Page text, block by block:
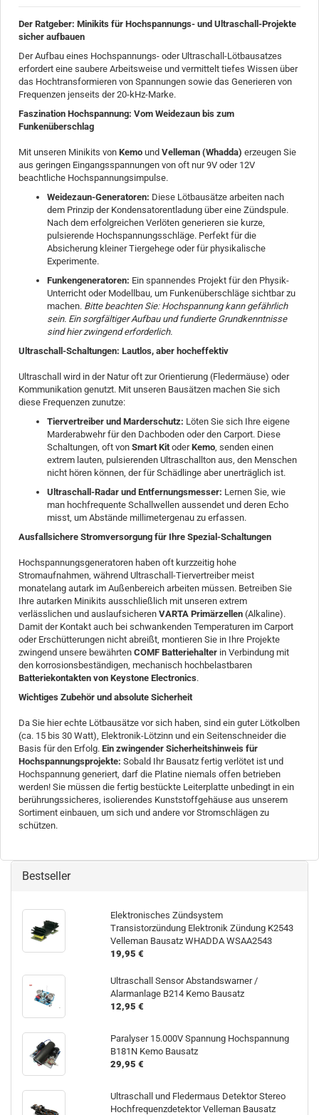
Der Ratgeber: Minikits für Hochspannungs- und Ultraschall-Projekte
sicher aufbauen
Der Aufbau eines Hochspannungs- oder Ultraschall-Lötbausatzes
erfordert eine saubere Arbeitsweise und vermittelt tiefes Wissen über
das Hochtransformieren von Spannungen sowie das Generieren von
Frequenzen jenseits der 20-kHz-Marke.
Faszination Hochspannung: Vom Weidezaun bis zum
Funkenüberschlag
Mit unseren Minikits von Kemo und Velleman (Whadda) erzeugen Sie
aus geringen Eingangsspannungen von oft nur 9V oder 12V
beachtliche Hochspannungsimpulse.
Weidezaun-Generatoren: Diese Lötbausätze arbeiten nach
dem Prinzip der Kondensatorentladung über eine Zündspule.
Nach dem erfolgreichen Verlöten generieren sie kurze,
pulsierende Hochspannungsschläge. Perfekt für die
Absicherung kleiner Tiergehege oder für physikalische
Experimente.
Funkengeneratoren: Ein spannendes Projekt für den Physik-
Unterricht oder Modellbau, um Funkenüberschläge sichtbar zu
machen. Bitte beachten Sie: Hochspannung kann gefährlich
sein. Ein sorgfältiger Aufbau und fundierte Grundkenntnisse
sind hier zwingend erforderlich.
Ultraschall-Schaltungen: Lautlos, aber hocheffektiv
Ultraschall wird in der Natur oft zur Orientierung (Fledermäuse) oder
Kommunikation genutzt. Mit unseren Bausätzen machen Sie sich
diese Frequenzen zunutze:
Tiervertreiber und Marderschutz: Löten Sie sich Ihre eigene
Marderabwehr für den Dachboden oder den Carport. Diese
Schaltungen, oft von Smart KitoderKemo, senden einen
extrem lauten, pulsierenden Ultraschallton aus, den Menschen
nicht hören können, der für Schädlinge aber unerträglich ist.
Ultraschall-Radar und Entfernungsmesser: Lernen Sie, wie
man hochfrequente Schallwellen aussendet und deren Echo
misst, um Abstände millimetergenau zu erfassen.
Ausfallsichere Stromversorgung für Ihre Spezial-Schaltungen
Hochspannungsgeneratoren haben oft kurzzeitig hohe
Stromaufnahmen, während Ultraschall-Tiervertreiber meist
monatelang autark im Außenbereich arbeiten müssen. Betreiben Sie
Ihre autarken Minikits ausschließlich mit unseren extrem
verlässlichen und auslaufsicheren VARTA Primärzellen (Alkaline).
Damit der Kontakt auch bei schwankenden Temperaturen im Carport
oder Erschütterungen nicht abreißt, montieren Sie in Ihre Projekte
zwingend unsere bewährten COMF Batteriehalter in Verbindung mit
den korrosionsbeständigen, mechanisch hochbelastbaren
Batteriekontakten von Keystone Electronics.
Wichtiges Zubehör und absolute Sicherheit
Da Sie hier echte Lötbausätze vor sich haben, sind ein guter Lötkolben
(ca. 15 bis 30 Watt), Elektronik-Lötzinn und ein Seitenschneider die
Basis für den Erfolg. Ein zwingender Sicherheitshinweis für
Hochspannungsprojekte: Sobald Ihr Bausatz fertig verlötet ist und
Hochspannung generiert, darf die Platine niemals offen betrieben
werden! Sie müssen die fertig bestückte Leiterplatte unbedingt in ein
berührungssicheres, isolierendes Kunststoffgehäuse aus unserem
Sortiment einbauen, um sich und andere vor Stromschlägen zu
schützen.
Bestseller
Elektronisches Zündsystem
Transistorzündung Elektronik Zündung K2543
Velleman Bausatz WHADDA WSAA2543
19,95 €
Ultraschall Sensor Abstandswarner /
Alarmanlage B214 Kemo Bausatz
12,95 €
Paralyser 15.000V Spannung Hochspannung
B181N Kemo Bausatz
29,95 €
Ultraschall und Fledermaus Detektor Stereo
Hochfrequenzdetektor Velleman Bausatz